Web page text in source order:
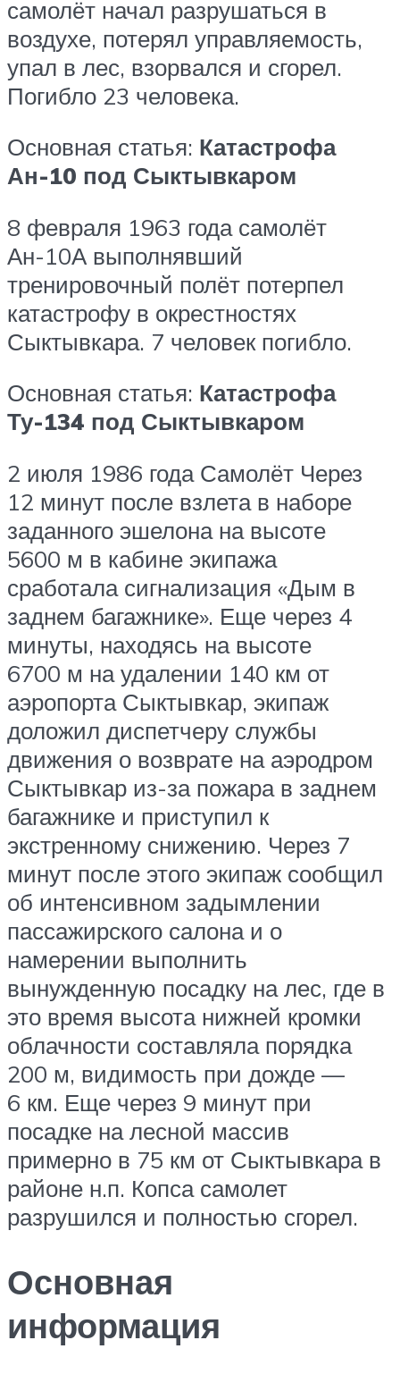
самолёт начал разрушаться в
воздухе, потерял управляемость,
упал в лес, взорвался и сгорел.
Погибло 23 человека.
Основная статья: Катастрофа
Ан-10 под Сыктывкаром
8 февраля 1963 года самолёт
Ан-10А выполнявший
тренировочный полёт потерпел
катастрофу в окрестностях
Сыктывкара. 7 человек погибло.
Основная статья: Катастрофа
Ту-134 под Сыктывкаром
2 июля 1986 года Самолёт Через
12 минут после взлета в наборе
заданного эшелона на высоте
5600 м в кабине экипажа
сработала сигнализация «Дым в
заднем багажнике». Еще через 4
минуты, находясь на высоте
6700 м на удалении 140 км от
аэропорта Сыктывкар, экипаж
доложил диспетчеру службы
движения о возврате на аэродром
Сыктывкар из-за пожара в заднем
багажнике и приступил к
экстренному снижению. Через 7
минут после этого экипаж сообщил
об интенсивном задымлении
пассажирского салона и о
намерении выполнить
вынужденную посадку на лес, где в
это время высота нижней кромки
облачности составляла порядка
200 м, видимость при дожде —
6 км. Еще через 9 минут при
посадке на лесной массив
примерно в 75 км от Сыктывкара в
районе н.п. Копса самолет
разрушился и полностью сгорел.
Основная
информация